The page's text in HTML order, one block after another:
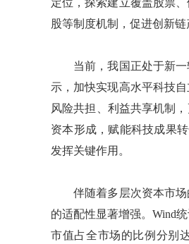
定位，探索建立覆盖股票
股等制度机制，促进创新
当前，我国正处于新一
示，加快实现高水平科技
风险共担、利益共享机制
资本形成，赋能科技成果
发挥关键作用。
伴随着多层次资本市场
的适配性显著增强。Wind
市值占全市场的比例分别